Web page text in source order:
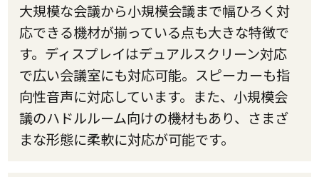
大規模な会議から小規模会議まで幅ひろく対
応できる機材が揃っている点も大きな特徴で
す。ディスプレイはデュアルスクリーン対応
で広い会議室にも対応可能。スピーカーも指
向性音声に対応しています。また、小規模会
議のハドルルーム向けの機材もあり、さまざ
まな形態に柔軟に対応が可能です。